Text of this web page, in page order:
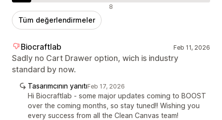
Olumsuz değerlendirmeler 8
Tüm değerlendirmeler
Biocraftlab Feb 11, 2026
Sadly no Cart Drawer option, wich is industry
standard by now.
Tasarımcının yanıtıFeb 17, 2026
Hi Biocraftlab - some major updates coming to BOOST
over the coming months, so stay tuned!! Wishing you
every success from all the Clean Canvas team!